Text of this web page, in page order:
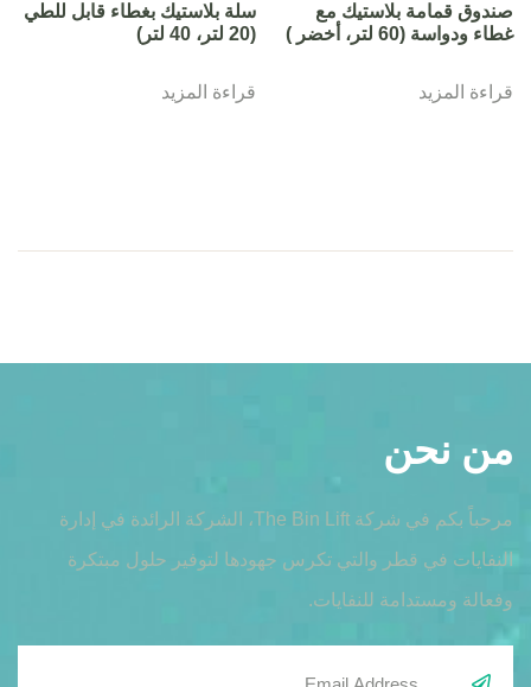
صندوق قمامة بلاستيك مع
غطاء ودواسة (60 لتر، أخضر )
قراءة المزيد
سلة بلاستيك بغطاء قابل للطي
(20 لتر، 40 لتر)
قراءة المزيد
من نحن
مرحباً بكم في شركة The Bin Lift، الشركة الرائدة في إدارة
النفايات في قطر والتي تكرس جهودها لتوفير حلول مبتكرة
وفعالة ومستدامة للنفايات.